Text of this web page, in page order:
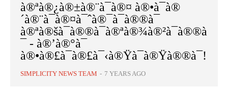
à®ªà®¿à®±à®¨à¯à®¤ à®•à¯à®
´à®¨à¯à®¤à¯ˆà®¯à¯à®®à¯
à®ªà®šà¯à®®à¯à®ªà®¾à®²à¯à®®à
¯ - à®’à®°à¯
à®•à®£à¯à®£à¯‹à®Ÿà¯à®Ÿà®®à¯!
SIMPLICITY NEWS TEAM - 7 YEARS AGO